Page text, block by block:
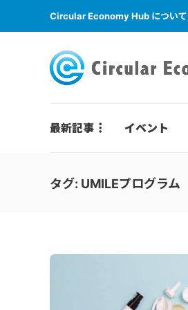
Circular Economy Hub について
最新記事 イベント
タグ: UMILEプログラム